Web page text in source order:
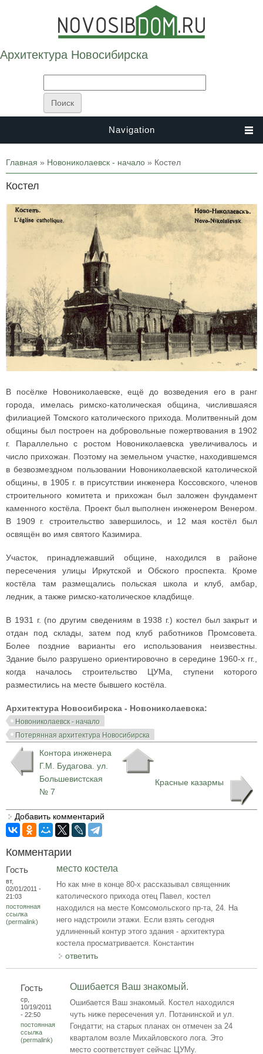
Архитектура Новосибирска
Navigation
Вы здесь
Главная » Новониколаевск - начало » Костел
Костел
В посёлке Новониколаевске, ещё до возведения его в ранг
города, имелась римско-католическая община, числившаяся
филиацией Томского католического прихода. Молитвенный дом
общины был построен на добровольные пожертвования в 1902
г. Параллельно с ростом Новониколаевска увеличивалось и
число прихожан. Поэтому на земельном участке, находившемся
в безвозмездном пользовании Новониколаевской католической
общины, в 1905 г. в присутствии инженера Коссовского, членов
строительного комитета и прихожан был заложен фундамент
каменного костёла. Проект был выполнен инженером Венером.
В 1909 г. строительство завершилось, и 12 мая костёл был
освящён во имя святого Казимира.
Участок, принадлежавший общине, находился в районе
пересечения улицы Иркутской и Обского проспекта. Кроме
костёла там размещались польская школа и клуб, амбар,
ледник, а также римско-католическое кладбище.
В 1931 г. (по другим сведениям в 1938 г.) костел был закрыт и
отдан под склады, затем под клуб работников Промсовета.
Более поздние варианты его использования неизвестны.
Здание было разрушено ориентировочно в середине 1960-х гг.,
когда началось строительство ЦУМа, ступени которого
разместились на месте бывшего костёла.
Архитектура Новосибирска - Новониколаевска:
Новониколаевск - начало
Потерянная архитектура Новосибирска
Контора инженера
Г.М. Будагова. ул.
Большевистская
№ 7
Красные казармы
Добавить комментарий
Комментарии
Гость
вт,
02/01/2011 -
21:03
постоянная
ссылка
(permalink)
место костела
Но как мне в конце 80-х рассказывал священник
католического прихода отец Павел, костел
находился на месте Комсомольского пр-та, 24. На
него надстроили этажи. Если взять сегодня
удлиненный контур этого здания - архитектура
костела просматривается. Константин
ответить
Гость
ср,
10/19/2011
- 22:50
постоянная
ссылка
(permalink)
Ошибается Ваш знакомый.
Ошибается Ваш знакомый. Костел находился
чуть ниже пересечения ул. Потанинской и ул.
Гондатти; на старых планах он отмечен за 24
кварталом возле Михайловского лога. Это
место соответствует сейчас ЦУМу.